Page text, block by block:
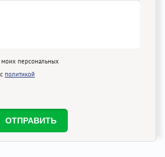
моих персональных
политикой